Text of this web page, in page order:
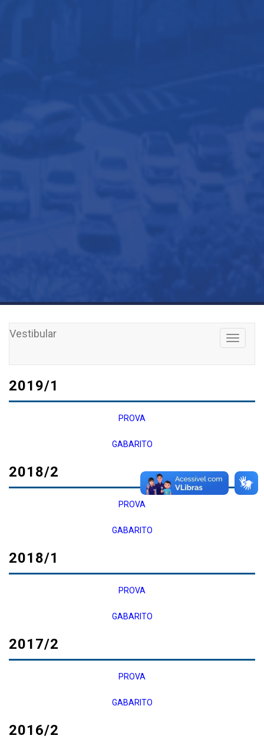
Toggle
Vestibular
2019/1
PROVA
GABARITO
2018/2
PROVA
GABARITO
2018/1
PROVA
GABARITO
2017/2
PROVA
GABARITO
2016/2